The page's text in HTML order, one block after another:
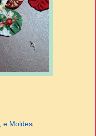
e Moldes